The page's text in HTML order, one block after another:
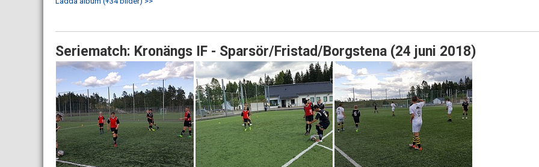
Seriematch: Kronängs IF - Sparsör/Fristad/Borgstena (24 juni 2018)